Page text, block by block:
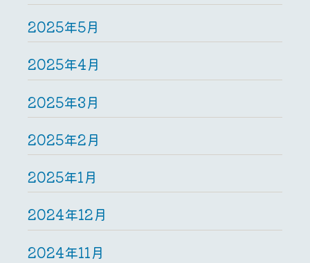
2025年5月
2025年4月
2025年3月
2025年2月
2025年1月
2024年12月
2024年11月